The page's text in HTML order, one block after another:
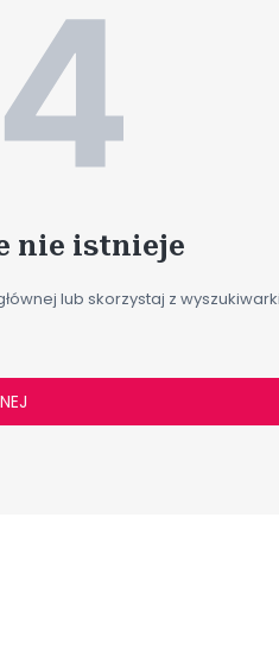
nie istnieje
lub skorzystaj z